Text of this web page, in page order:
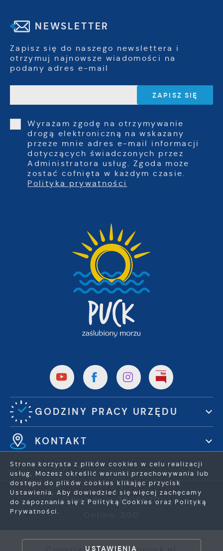
NEWSLETTER
Zapisz się do naszego newslettera i
otrzymuj najnowsze wiadomości na
podany adres e-mail
Wyrażam zgodę na otrzymywanie
drogą elektroniczną na wskazany
przeze mnie adres e-mail informacji
dotyczących świadczonych przez
Administratora usług. Zgoda może
zostać cofnięta w każdym czasie.
Polityka prywatności
GODZINY PRACY URZĘDU
KONTAKT
Odwiedzin: 3809670
Strona korzysta z plików cookies w celu realizacji
usług. Możesz określić warunki przechowywania lub
dostępu do plików cookies klikając przycisk
Ustawienia. Aby dowiedzieć się więcej zachęcamy
do zapoznania się z Polityką Cookies oraz Polityką
Prywatności.
USTAWIENIA